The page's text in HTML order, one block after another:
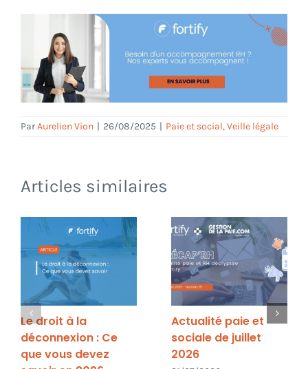
ParAurelien Vion | 26/08/2025 | Paie et social,Veille légale
Articles similaires
Le droit à la
déconnexion : Ce
que vous devez
Actualité paie et
sociale de juillet
2026